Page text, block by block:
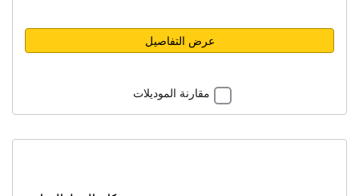
عرض التفاصيل
مقارنة الموديلات